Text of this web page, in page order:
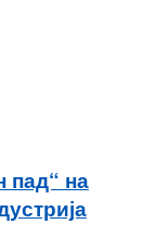
пад“ на